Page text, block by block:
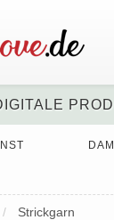
Strickgarn